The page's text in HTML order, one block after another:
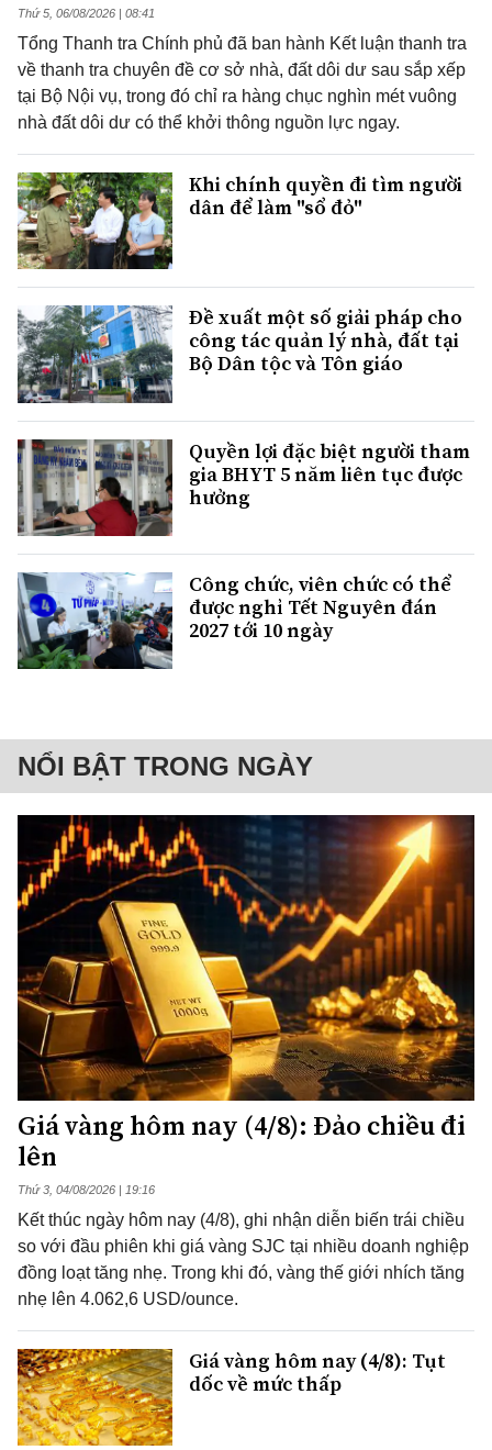
Thứ 5, 06/08/2026 | 08:41
Tổng Thanh tra Chính phủ đã ban hành Kết luận thanh tra
về thanh tra chuyên đề cơ sở nhà, đất dôi dư sau sắp xếp
tại Bộ Nội vụ, trong đó chỉ ra hàng chục nghìn mét vuông
nhà đất dôi dư có thể khởi thông nguồn lực ngay.
Khi chính quyền đi tìm người
dân để làm "sổ đỏ"
Đề xuất một số giải pháp cho
công tác quản lý nhà, đất tại
Bộ Dân tộc và Tôn giáo
Quyền lợi đặc biệt người tham
gia BHYT 5 năm liên tục được
hưởng
Công chức, viên chức có thể
được nghỉ Tết Nguyên đán
2027 tới 10 ngày
NỔI BẬT TRONG NGÀY
Giá vàng hôm nay (4/8): Đảo chiều đi
lên
Thứ 3, 04/08/2026 | 19:16
Kết thúc ngày hôm nay (4/8), ghi nhận diễn biến trái chiều
so với đầu phiên khi giá vàng SJC tại nhiều doanh nghiệp
đồng loạt tăng nhẹ. Trong khi đó, vàng thế giới nhích tăng
nhẹ lên 4.062,6 USD/ounce.
Giá vàng hôm nay (4/8): Tụt
dốc về mức thấp